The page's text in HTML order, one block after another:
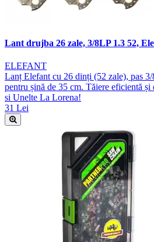
Lant drujba 26 zale, 3/8LP 1.3 52,
ELEFANT
Lanț Elefant cu 26 dinți (52 zale), pas
pentru șină de 35 cm. Tăiere eficientă
si Unelte La Lorena!
31 Lei